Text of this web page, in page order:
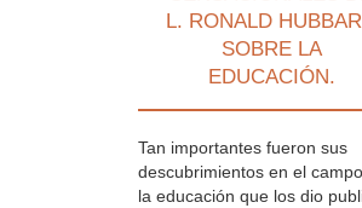
L. RONALD
SOBRE LA
EDUCACIÓN.
Tan importantes fueron sus
descubrimientos en el
la educación que los dio